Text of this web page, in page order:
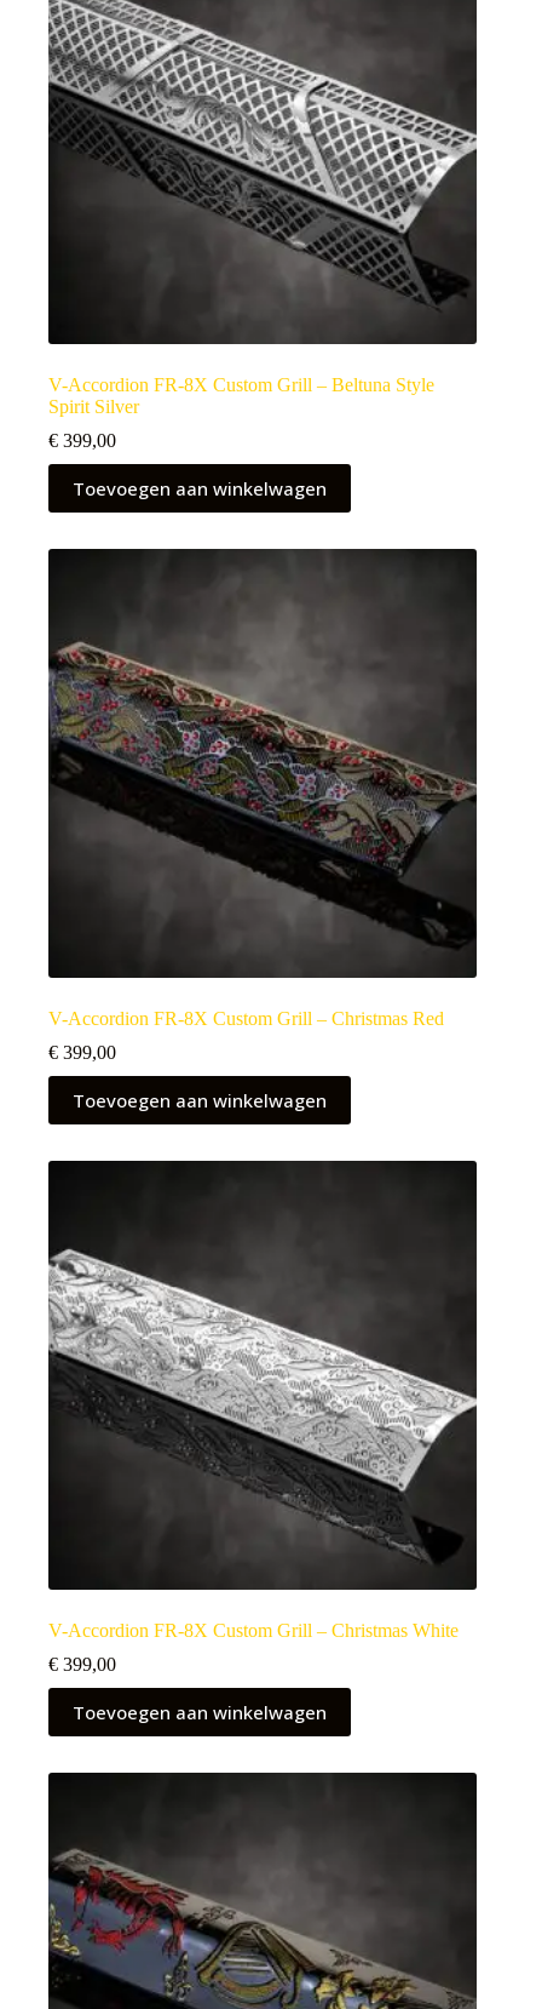
V-Accordion FR-8X Custom Grill – Beltuna Style
Spirit Silver
€ 399,00
Toevoegen aan winkelwagen
V-Accordion FR-8X Custom Grill – Christmas Red
€ 399,00
Toevoegen aan winkelwagen
V-Accordion FR-8X Custom Grill – Christmas White
€ 399,00
Toevoegen aan winkelwagen